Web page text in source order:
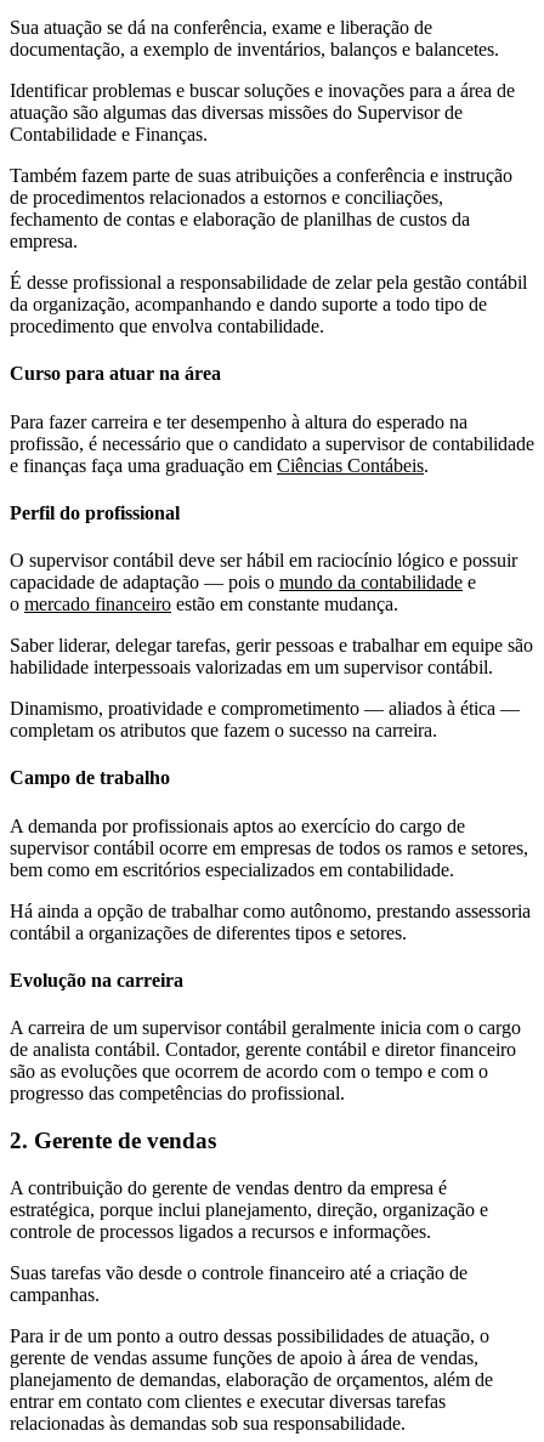
Sua atuação se dá na conferência, exame e liberação de
documentação, a exemplo de inventários, balanços e balancetes.
Identificar problemas e buscar soluções e inovações para a área de
atuação são algumas das diversas missões do Supervisor de
Contabilidade e Finanças.
Também fazem parte de suas atribuições a conferência e instrução
de procedimentos relacionados a estornos e conciliações,
fechamento de contas e elaboração de planilhas de custos da
empresa.
É desse profissional a responsabilidade de zelar pela gestão contábil
da organização, acompanhando e dando suporte a todo tipo de
procedimento que envolva contabilidade.
Curso para atuar na área
Para fazer carreira e ter desempenho à altura do esperado na
profissão, é necessário que o candidato a supervisor de contabilidade
e finanças faça uma graduação em Ciências Contábeis.
Perfil do profissional
O supervisor contábil deve ser hábil em raciocínio lógico e possuir
capacidade de adaptação — pois o mundo da contabilidade e
o mercado financeiro estão em constante mudança.
Saber liderar, delegar tarefas, gerir pessoas e trabalhar em equipe são
habilidade interpessoais valorizadas em um supervisor contábil.
Dinamismo, proatividade e comprometimento — aliados à ética —
completam os atributos que fazem o sucesso na carreira.
Campo de trabalho
A demanda por profissionais aptos ao exercício do cargo de
supervisor contábil ocorre em empresas de todos os ramos e setores,
bem como em escritórios especializados em contabilidade.
Há ainda a opção de trabalhar como autônomo, prestando assessoria
contábil a organizações de diferentes tipos e setores.
Evolução na carreira
A carreira de um supervisor contábil geralmente inicia com o cargo
de analista contábil. Contador, gerente contábil e diretor financeiro
são as evoluções que ocorrem de acordo com o tempo e com o
progresso das competências do profissional.
2. Gerente de vendas
A contribuição do gerente de vendas dentro da empresa é
estratégica, porque inclui planejamento, direção, organização e
controle de processos ligados a recursos e informações.
Suas tarefas vão desde o controle financeiro até a criação de
campanhas.
Para ir de um ponto a outro dessas possibilidades de atuação, o
gerente de vendas assume funções de apoio à área de vendas,
planejamento de demandas, elaboração de orçamentos, além de
entrar em contato com clientes e executar diversas tarefas
relacionadas às demandas sob sua responsabilidade.